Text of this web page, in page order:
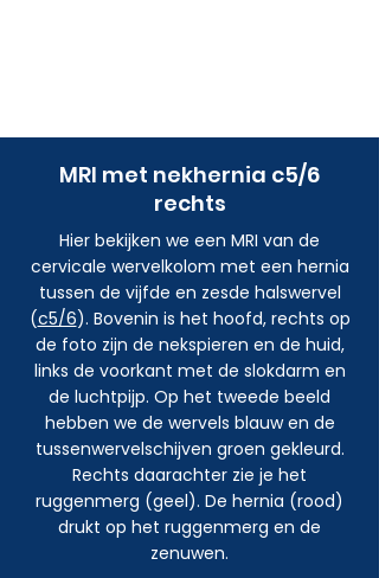
MRI met nekhernia c5/6
rechts
Hier bekijken we een MRI van de
cervicale wervelkolom met een hernia
tussen de vijfde en zesde halswervel
(c5/6). Bovenin is het hoofd, rechts op
de foto zijn de nekspieren en de huid,
links de voorkant met de slokdarm en
de luchtpijp. Op het tweede beeld
hebben we de wervels blauw en de
tussenwervelschijven groen gekleurd.
Rechts daarachter zie je het
ruggenmerg (geel). De hernia (rood)
drukt op het ruggenmerg en de
zenuwen.